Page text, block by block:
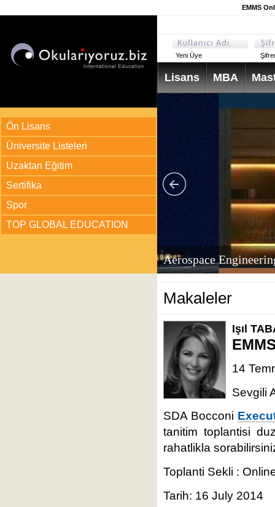
EMMS
Ön Lisans
Üniversite Listeleri
Uzaktan Eğitim
Sertifika
Spor
TOP GLOBAL EDUCATION
Yeni Üye
Lisans MBA
Aerospace
Makaleler
Işıl
14
Sevgili
SDA Bocconi
tanitim toplantisi
rahatlikla
Toplanti Sekli :
Tarih: 16 July 2014